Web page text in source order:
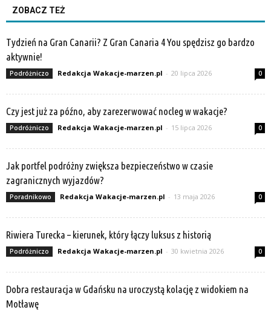
ZOBACZ TEŻ
Tydzień na Gran Canarii? Z Gran Canaria 4 You spędzisz go bardzo
aktywnie!
Podróżniczo Redakcja Wakacje-marzen.pl - 20 lipca 2026 0
Czy jest już za późno, aby zarezerwować nocleg w wakacje?
Podróżniczo Redakcja Wakacje-marzen.pl - 15 lipca 2026 0
Jak portfel podróżny zwiększa bezpieczeństwo w czasie
zagranicznych wyjazdów?
Poradnikowo Redakcja Wakacje-marzen.pl - 13 maja 2026 0
Riwiera Turecka – kierunek, który łączy luksus z historią
Podróżniczo Redakcja Wakacje-marzen.pl - 30 kwietnia 2026 0
Dobra restauracja w Gdańsku na uroczystą kolację z widokiem na
Motławę